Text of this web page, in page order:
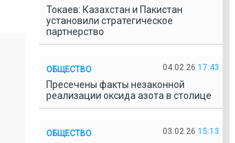
Токаев: Казахстан и Пакистан
установили стратегическое
партнерство
ОБЩЕСТВО 04.02.26 17:43
Пресечены факты незаконной
реализации оксида азота в столице
ОБЩЕСТВО 03.02.26 15:13